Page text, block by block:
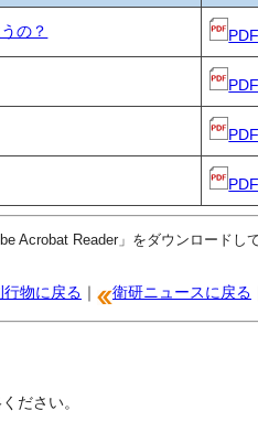
の？
Acrobat Reader」をダウンロードし
行物に戻る ｜ 衛研ニュースに戻る
ださい。